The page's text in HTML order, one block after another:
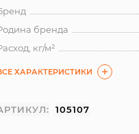
бренда
кг/м²
ХАРАКТЕРИСТИКИ
105107